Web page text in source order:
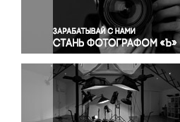
Правосудие
Происшествия и конфликты
Религия
Светская жизнь
Спорт
Экология
Экономика и бизнес